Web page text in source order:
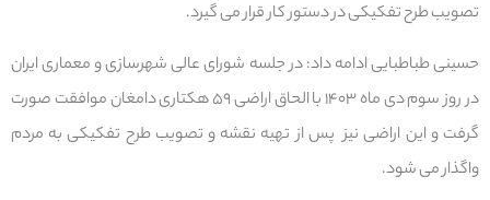
تصویب طرح تفکیکی در دستور کار قرار می گیرد.
حسینی طباطبایی ادامه داد: در جلسه شورای عالی شهرسازی و معماری ایران
در روز سوم دی ماه ۱۴۰۳ با الحاق اراضی ۵۹ هکتاری دامغان موافقت صورت
گرفت و این اراضی نیز پس از تهیه نقشه و تصویب طرح تفکیکی به مردم
واگذار می شود.